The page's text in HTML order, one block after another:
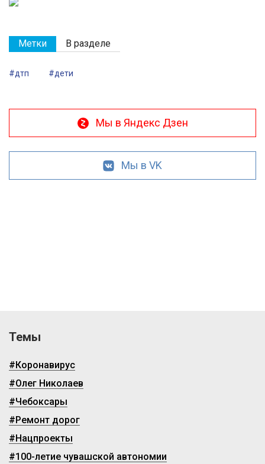
Метки В разделе
#дтп #дети
Мы в Яндекс Дзен
Мы в VK
Темы
#Коронавирус
#Олег Николаев
#Чебоксары
#Ремонт дорог
#Нацпроекты
#100-летие чувашской автономии